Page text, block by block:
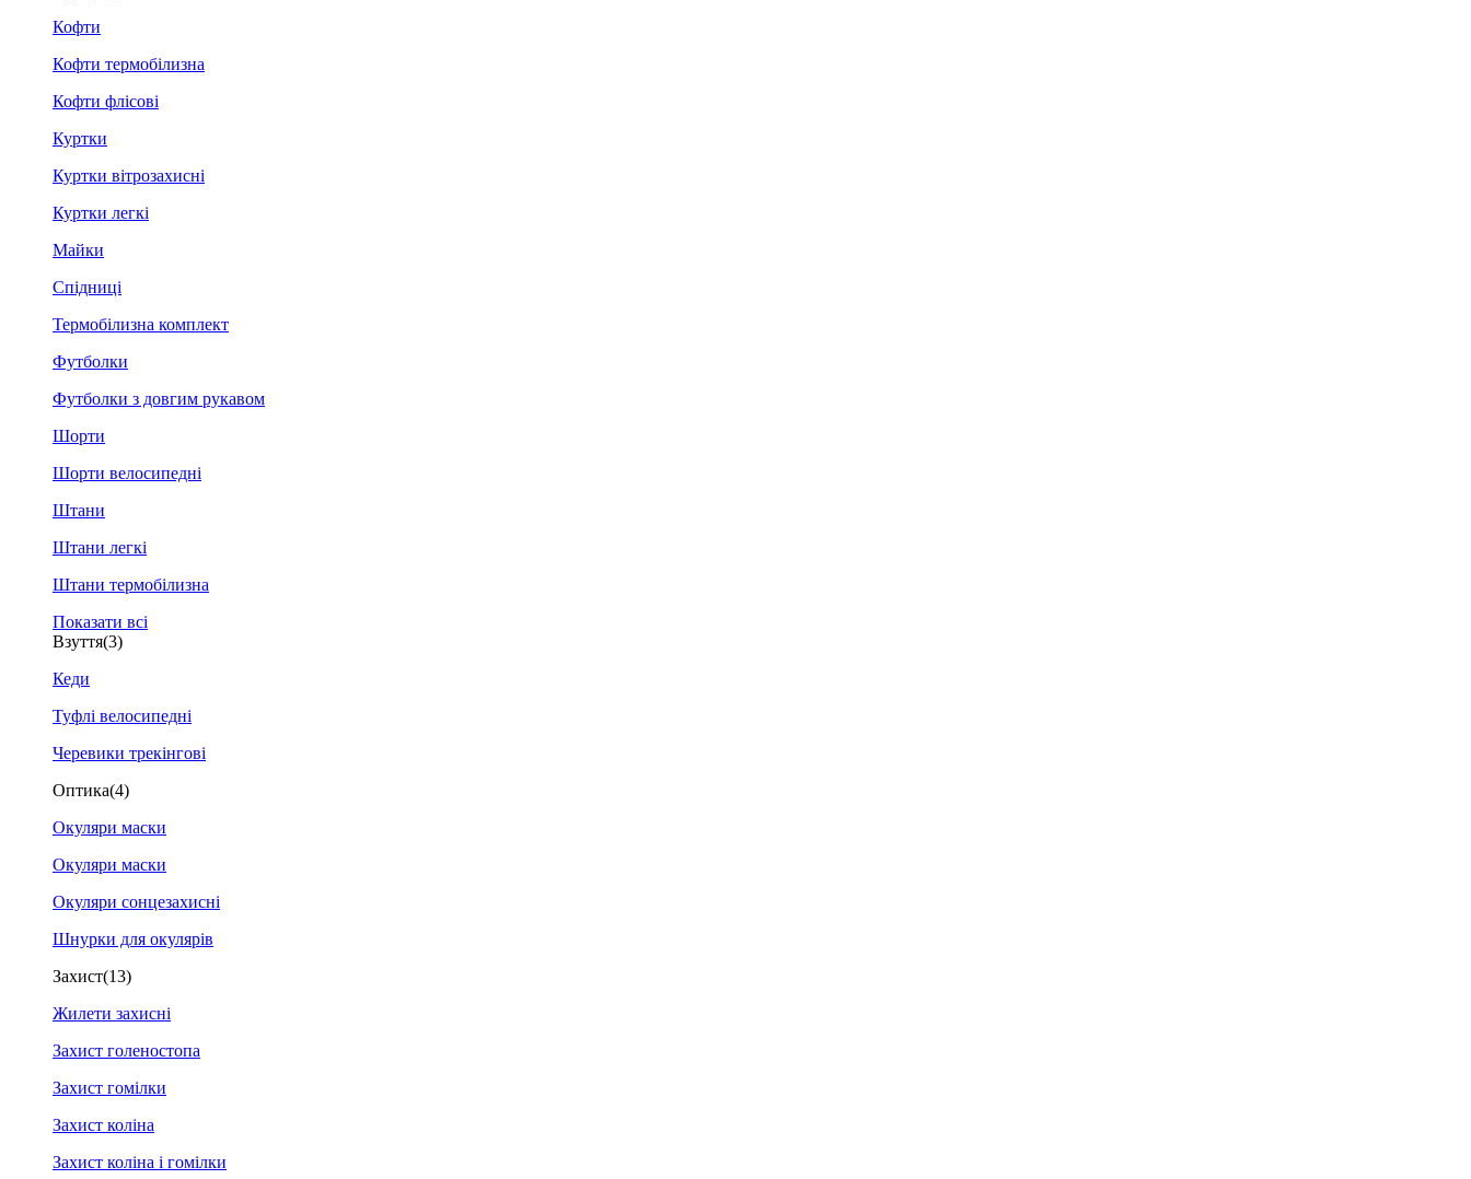
Кофти
Кофти термобілизна
Кофти флісові
Куртки
Куртки вітрозахисні
Куртки легкі
Майки
Спідниці
Термобілизна комплект
Футболки
Футболки з довгим рукавом
Шорти
Шорти велосипедні
Штани
Штани легкі
Штани термобілизна
Показати всі
Взуття(3)
Кеди
Туфлі велосипедні
Черевики трекінгові
Оптика(4)
Окуляри маски
Окуляри маски
Окуляри сонцезахисні
Шнурки для окулярів
Захист(13)
Жилети захисні
Захист голеностопа
Захист гомілки
Захист коліна
Захист коліна і гомілки